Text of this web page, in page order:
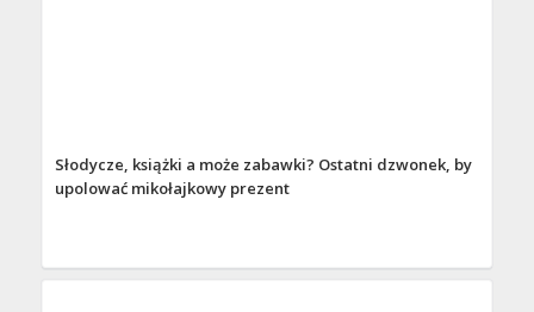
Słodycze, książki a może zabawki? Ostatni dzwonek, by
upolować mikołajkowy prezent